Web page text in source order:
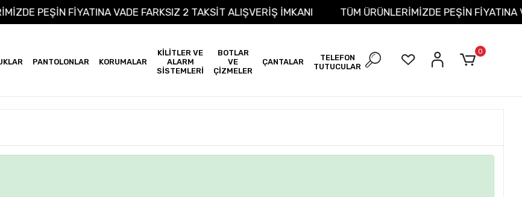
PEŞİN FİYATINA VADE FARKSIZ 2 TAKSİT ALIŞVERİŞ İMKANI TÜM ÜRÜNLERİMİZDE PEŞİN
PANTOLONLAR KORUMALAR
KİLİTLER VE
ALARM
SİSTEMLERİ
BOTLAR
VE
ÇİZMELER
ÇANTALAR
TELEFON
TUTUCULAR
0